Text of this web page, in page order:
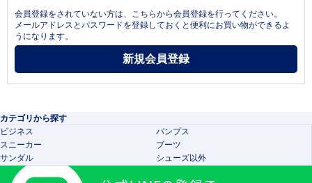
会員登録をされていない方は、こちらから会員登録を行ってください。
メールアドレスとパスワードを登録しておくと便利にお買い物ができるよ
うになります。
カテゴリから探す
ビジネス
パンプス
スニーカー
ブーツ
サンダル
シューズ以外